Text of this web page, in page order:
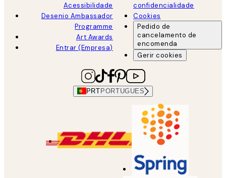
Acessibilidade
Desenio Ambassador
Programme
Art Awards
Entrar (Empresa)
confidencialidade
Cookies
Pedido de
cancelamento de
encomenda
Gerir cookies
PRT PORTUGUES